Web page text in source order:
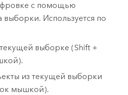
с помощью
выборки. Используется по
выборке (Shift +
).
из текущей выборки
мышкой).